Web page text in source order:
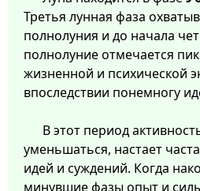
Третья лунная фаза
полнолуния и до начала
полнолуние отмечается
жизненной и психической
впоследствии понемногу
В этот период
уменьшаться, настает
идей и суждений. Когда
минувшие фазы опыт и